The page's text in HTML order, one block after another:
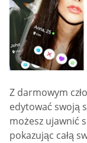
Z darmowym
edytować swoją
możesz ujawnić
pokazując całą